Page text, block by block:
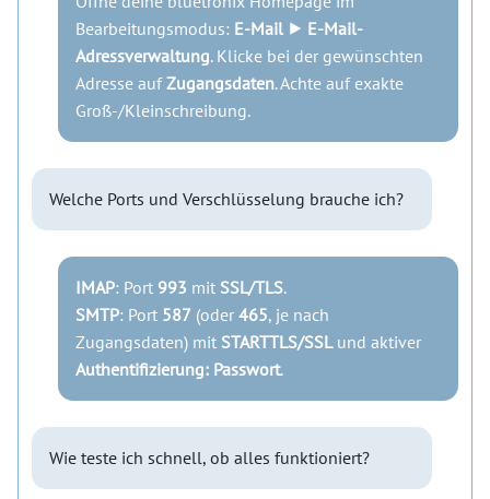
Bearbeitungsmodus: E-Mail ⯈ E-Mail-
Adressverwaltung. Klicke bei der gewünschten
Adresse aufZugangsdaten. Achte auf exakte
Groß-/Kleinschreibung.
Welche Ports und Verschlüsselung brauche ich?
IMAP: Port 993 mit SSL/TLS.
SMTP: Port 587 (oder 465, je nach
Zugangsdaten) mit STARTTLS/SSLund aktiver
Authentifizierung: Passwort.
Wie teste ich schnell, ob alles funktioniert?